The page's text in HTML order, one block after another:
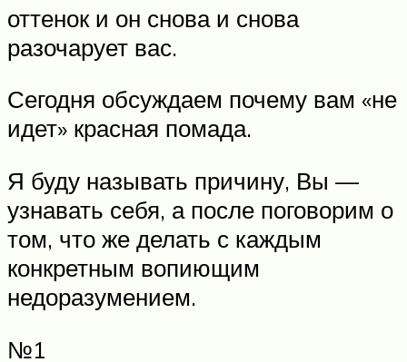
оттенок и он снова и снова
разочарует вас.
Сегодня обсуждаем почему вам «не
идет» красная помада.
Я буду называть причину, Вы —
узнавать себя, а после поговорим о
том, что же делать с каждым
конкретным вопиющим
недоразумением.
№1